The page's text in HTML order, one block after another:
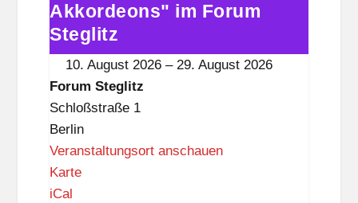
„600
Akkordeons"
im
Forum
Steglitz
Akkordeons" im Forum
Steglitz
10. August 2026 –29. August 2026
Forum Steglitz
Schloßstraße 1
Berlin
Veranstaltungsort anschauen
KarteF
iCal